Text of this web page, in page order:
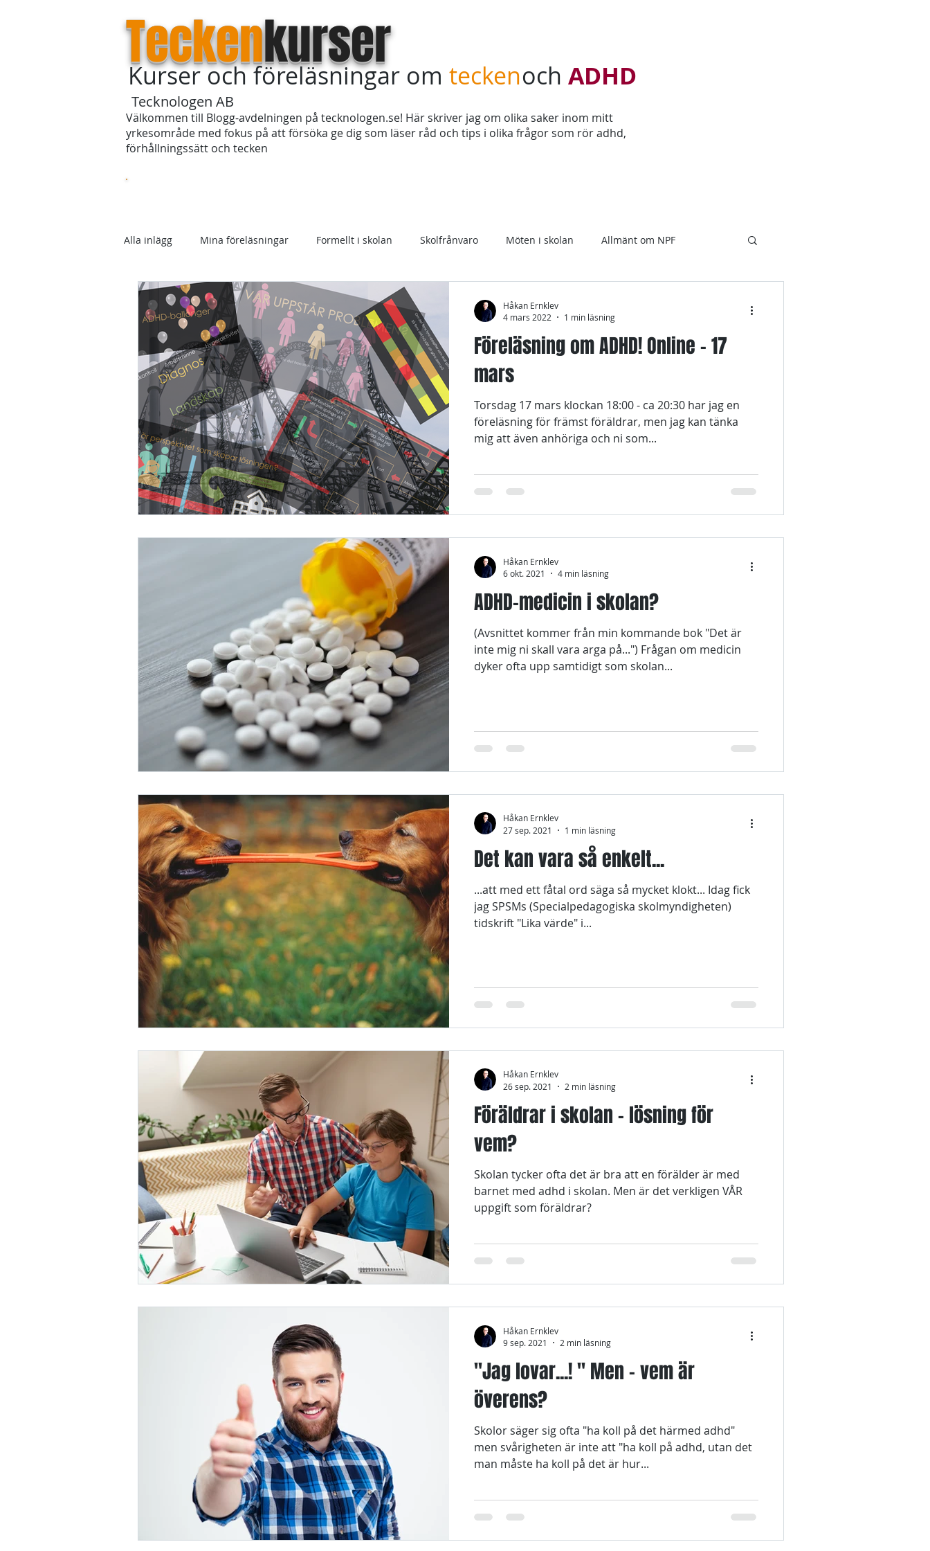
Teckenkurser
Kurser och föreläsningar om teckenoch ADHD
Tecknologen AB
Välkommen till Blogg-avdelningen på tecknologen.se! Här skriver jag om olika saker inom mitt
yrkesområde med fokus på att försöka ge dig som läser råd och tips i olika frågor som rör adhd,
förhållningssätt och tecken
Alla inlägg Mina föreläsningar Formellt i skolan Skolfrånvaro Möten i skolan Allmänt om NPF
Skolan Förhållningssätt Medicin
Föreläsning om ADHD! Online - 17
mars
Torsdag 17 mars klockan 18:00 - ca 20:30 har jag en
föreläsning för främst föräldrar, men jag kan tänka
mig att även anhöriga och ni som...
Håkan Ernklev
4 mars 2022
1 min läsning
ADHD-medicin i skolan?
(Avsnittet kommer från min kommande bok "Det är
inte mig ni skall vara arga på...") Frågan om medicin
dyker ofta upp samtidigt som skolan...
Håkan Ernklev
6 okt. 2021
4 min läsning
Det kan vara så enkelt...
...att med ett fåtal ord säga så mycket klokt... Idag fick
jag SPSMs (Specialpedagogiska skolmyndigheten)
tidskrift "Lika värde" i...
Håkan Ernklev
27 sep. 2021
1 min läsning
Föräldrar i skolan - lösning för
vem?
Skolan tycker ofta det är bra att en förälder är med
barnet med adhd i skolan. Men är det verkligen VÅR
uppgift som föräldrar?
Håkan Ernklev
26 sep. 2021
2 min läsning
"Jag lovar...! " Men - vem är
överens?
Skolor säger sig ofta "ha koll på det härmed adhd"
men svårigheten är inte att "ha koll på adhd, utan det
man måste ha koll på det är hur...
Håkan Ernklev
9 sep. 2021
2 min läsning